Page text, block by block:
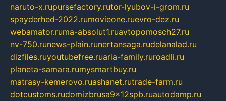
naruto-x.rupursefactory.rutor-lyubov-i-grom.ru
spayderhed-2022.rumovieone.ruevro-dez.ru
webamator.ruma-absolut1.ruavtopomosch27.ru
nv-750.runews-plain.runertansaga.rudelanalad.ru
dizfiles.ruyoutubefree.ruaria-family.ruroadli.ru
planeta-samara.rumysmartbuy.ru
matrasy-kemerovo.ruashanet.rutrade-farm.ru
dotcustoms.rudomizbrusa9x12spb.ruautodamp.ru